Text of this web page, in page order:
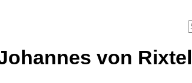
von Rixtel